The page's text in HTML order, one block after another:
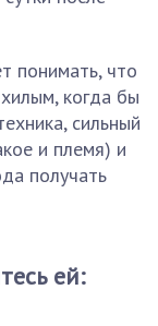
понимать, что
когда бы
сильный
и племя) и
получать
ей: